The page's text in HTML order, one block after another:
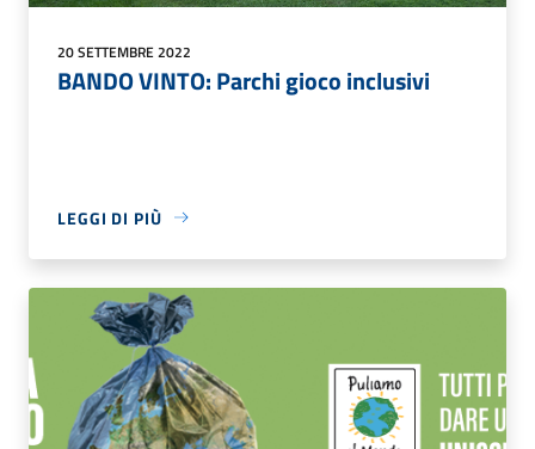
20 SETTEMBRE 2022
BANDO VINTO: Parchi gioco inclusivi
LEGGI DI PIÙ